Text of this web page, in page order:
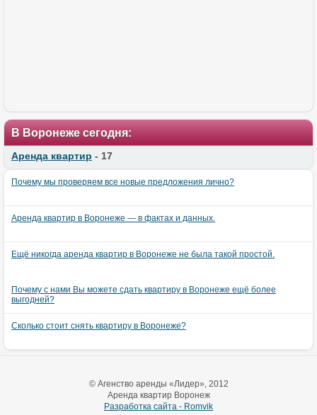
В Воронеже сегодня:
Аренда квартир - 17
Почему мы проверяем все новые предложения лично?
Аренда квартир в Воронеже — в фактах и данных.
Ещё никогда аренда квартир в Воронеже не была такой простой.
Почему с нами Вы можете сдать квартиру в Воронеже ещё более
выгодней?
Сколько стоит снять квартиру в Воронеже?
© Агенство аренды «Лидер», 2012
Аренда квартир Воронеж
Разработка сайта - Romvik